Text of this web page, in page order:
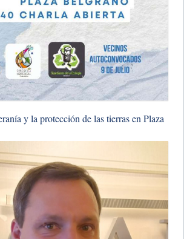
y la protección de las tierras en Plaza